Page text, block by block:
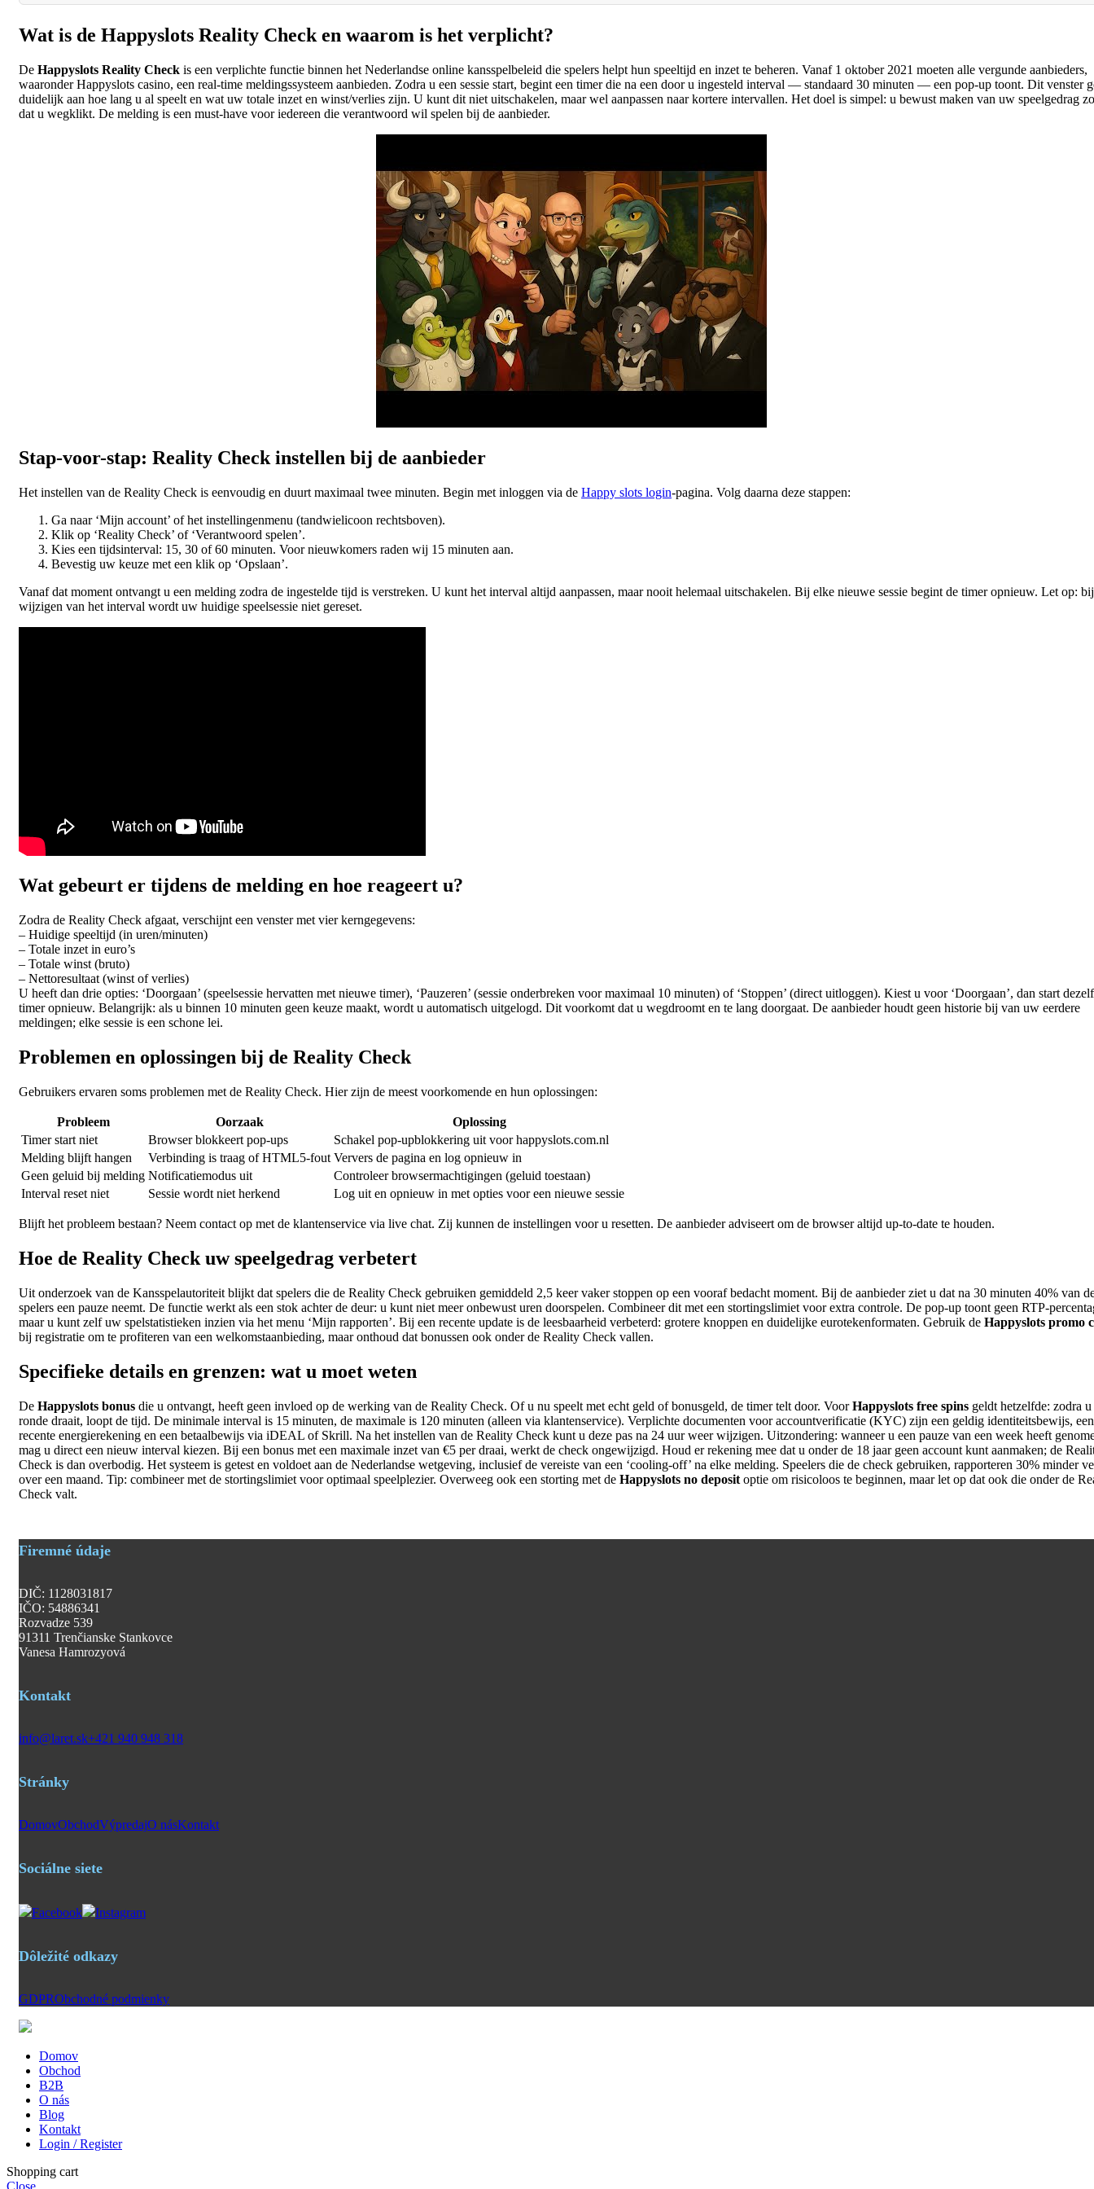
Wat is de Happyslots Reality Check en waarom is het verplicht?
De Happyslots Reality Check is een verplichte functie binnen het Nederlandse online kansspelbeleid die spelers helpt hun speeltijd en inzet te beheren. Vanaf 1 oktober 2021 moeten alle vergunde aanbieders,
waaronder Happyslots casino, een real-time meldingssysteem aanbieden. Zodra u een sessie start, begint een timer die na een door u ingesteld interval — standaard 30 minuten — een pop-up toont. Dit venster
duidelijk aan hoe lang u al speelt en wat uw totale inzet en winst/verlies zijn. U kunt dit niet uitschakelen, maar wel aanpassen naar kortere intervallen. Het doel is simpel: u bewust maken van uw speelgedrag
dat u wegklikt. De melding is een must-have voor iedereen die verantwoord wil spelen bij de aanbieder.
Stap-voor-stap: Reality Check instellen bij de aanbieder
Het instellen van de Reality Check is eenvoudig en duurt maximaal twee minuten. Begin met inloggen via de Happy slots login-pagina. Volg daarna deze stappen:
Ga naar ‘Mijn account’ of het instellingenmenu (tandwielicoon rechtsboven).
Klik op ‘Reality Check’ of ‘Verantwoord spelen’.
Kies een tijdsinterval: 15, 30 of 60 minuten. Voor nieuwkomers raden wij 15 minuten aan.
Bevestig uw keuze met een klik op ‘Opslaan’.
Vanaf dat moment ontvangt u een melding zodra de ingestelde tijd is verstreken. U kunt het interval altijd aanpassen, maar nooit helemaal uitschakelen. Bij elke nieuwe sessie begint de timer opnieuw. Let op:
wijzigen van het interval wordt uw huidige speelsessie niet gereset.
Wat gebeurt er tijdens de melding en hoe reageert u?
Zodra de Reality Check afgaat, verschijnt een venster met vier kerngegevens:
– Huidige speeltijd (in uren/minuten)
– Totale inzet in euro’s
– Totale winst (bruto)
– Nettoresultaat (winst of verlies)
U heeft dan drie opties: ‘Doorgaan’ (speelsessie hervatten met nieuwe timer), ‘Pauzeren’ (sessie onderbreken voor maximaal 10 minuten) of ‘Stoppen’ (direct uitloggen). Kiest u voor ‘Doorgaan’, dan start
timer opnieuw. Belangrijk: als u binnen 10 minuten geen keuze maakt, wordt u automatisch uitgelogd. Dit voorkomt dat u wegdroomt en te lang doorgaat. De aanbieder houdt geen historie bij van uw eerdere
meldingen; elke sessie is een schone lei.
Problemen en oplossingen bij de Reality Check
Gebruikers ervaren soms problemen met de Reality Check. Hier zijn de meest voorkomende en hun oplossingen:
Probleem Oorzaak
Oplossing
Timer start niet
Browser blokkeert pop-ups
Schakel pop-upblokkering uit voor happyslots.com.nl
Melding blijft hangen
Verbinding is traag of HTML5-fout Ververs de pagina en log opnieuw in
Geen geluid bij melding Notificatiemodus uit
Controleer browsermachtigingen (geluid toestaan)
Interval reset niet
Sessie wordt niet herkend Log uit en opnieuw in met opties voor een nieuwe sessie
Blijft het probleem bestaan? Neem contact op met de klantenservice via live chat. Zij kunnen de instellingen voor u resetten. De aanbieder adviseert om de browser altijd up-to-date te houden.
Hoe de Reality Check uw speelgedrag verbetert
Uit onderzoek van de Kansspelautoriteit blijkt dat spelers die de Reality Check gebruiken gemiddeld 2,5 keer vaker stoppen op een vooraf bedacht moment. Bij de aanbieder ziet u dat na 30 minuten 40% van
spelers een pauze neemt. De functie werkt als een stok achter de deur: u kunt niet meer onbewust uren doorspelen. Combineer dit met een stortingslimiet voor extra controle. De pop-up toont geen RTP-
maar u kunt zelf uw spelstatistieken inzien via het menu ‘Mijn rapporten’. Bij een recente update is de leesbaarheid verbeterd: grotere knoppen en duidelijke eurotekenformaten. Gebruik de Happyslots promo
bij registratie om te profiteren van een welkomstaanbieding, maar onthoud dat bonussen ook onder de Reality Check vallen.
Specifieke details en grenzen: wat u moet weten
De Happyslots bonus die u ontvangt, heeft geen invloed op de werking van de Reality Check. Of u nu speelt met echt geld of bonusgeld, de timer telt door. VoorHappyslots free spins geldt hetzelfde: zodra u
ronde draait, loopt de tijd. De minimale interval is 15 minuten, de maximale is 120 minuten (alleen via klantenservice). Verplichte documenten voor accountverificatie (KYC) zijn een geldig identiteitsbewijs, een
recente energierekening en een betaalbewijs via iDEAL of Skrill. Na het instellen van de Reality Check kunt u deze pas na 24 uur weer wijzigen. Uitzondering: wanneer u een pauze van een week heeft
mag u direct een nieuw interval kiezen. Bij een bonus met een maximale inzet van €5 per draai, werkt de check ongewijzigd. Houd er rekening mee dat u onder de 18 jaar geen account kunt aanmaken; de
Check is dan overbodig. Het systeem is getest en voldoet aan de Nederlandse wetgeving, inclusief de vereiste van een ‘cooling-off’ na elke melding. Speelers die de check gebruiken, rapporteren 30% minder
over een maand. Tip: combineer met de stortingslimiet voor optimaal speelplezier. Overweeg ook een storting met de Happyslots no deposit optie om risicoloos te beginnen, maar let op dat ook die onder de
Check valt.
Firemné údaje
DIČ: 1128031817
IČO: 54886341
Rozvadze 539
91311 Trenčianske Stankovce
Vanesa Hamrozyová
Kontakt
info@laret.sk+421 940 948 318
Stránky
DomovObchodVýpredajO násKontakt
Sociálne siete
Facebook Instagram
Dôležité odkazy
GDPRObchodné podmienky
Domov
Obchod
B2B
O nás
Blog
Kontakt
Login / Register
Shopping cart